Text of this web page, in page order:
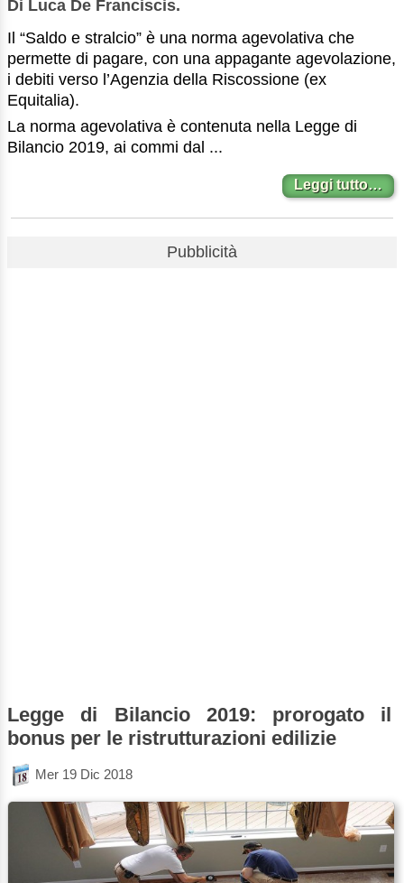
Di Luca De Franciscis.
Il “Saldo e stralcio” è una norma agevolativa che
permette di pagare, con una appagante agevolazione,
i debiti verso l’Agenzia della Riscossione (ex
Equitalia).
La norma agevolativa è contenuta nella Legge di
Bilancio 2019, ai commi dal ...
Leggi tutto…
Pubblicità
Legge di Bilancio 2019: prorogato il
bonus per le ristrutturazioni edilizie
Mer 19 Dic 2018